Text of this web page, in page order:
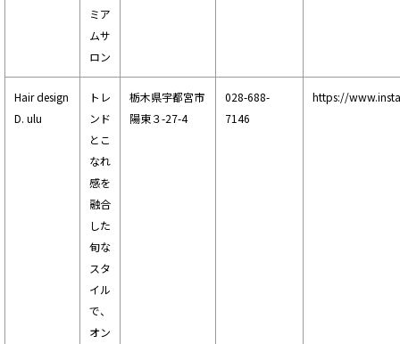
ミア
ムサ
ロン
Hair design
D. ulu
トレ
ンド
とこ
なれ
感を
融合
した
旬な
スタ
イル
で、
オン
栃木県宇都宮市
陽東３-27-4
028-688-
7146
https://